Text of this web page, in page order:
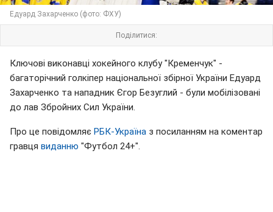
Едуард Захарченко (фото: ФХУ)
Поділитися:
Ключові виконавці хокейного клубу "Кременчук" -
багаторічний голкіпер національної збірної України Едуард
Захарченко та нападник Єгор Безуглий - були мобілізовані
до лав Збройних Сил України.
Про це повідомляє РБК-Україна з посиланням на коментар
гравця виданню "Футбол 24+".